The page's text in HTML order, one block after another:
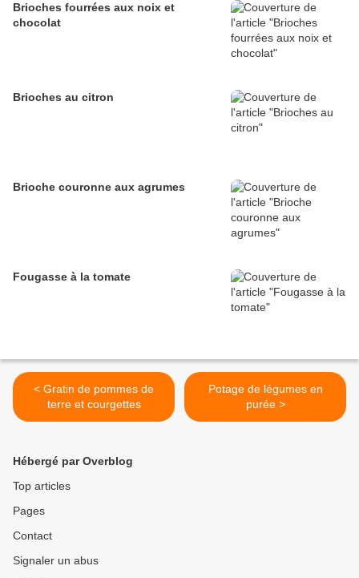
Brioches fourrées aux noix et
chocolat
Brioches au citron
Brioche couronne aux agrumes
Fougasse à la tomate
< Gratin de pommes de
terre et courgettes
Potage de légumes en
purée >
Hébergé par Overblog
Top articles
Pages
Contact
Signaler un abus